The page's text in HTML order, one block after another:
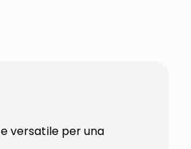
e versatile per una